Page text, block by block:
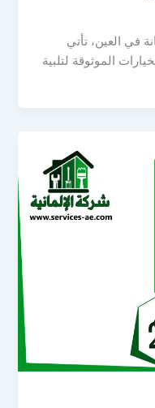
في العين، تأتي
الموثوقة لتلبية